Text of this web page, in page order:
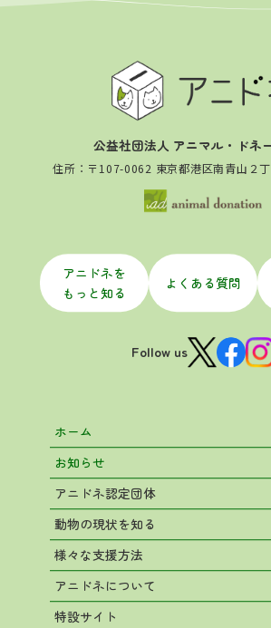
公益社団法人 アニマル・ドネ
住所：〒107-0062 東京都港区南青山２
アニドネを
もっと知る
よくある質問
Follow us
ホーム
お知らせ
アニドネ認定団体
動物の現状を知る
様々な支援方法
アニドネについて
特設サイト